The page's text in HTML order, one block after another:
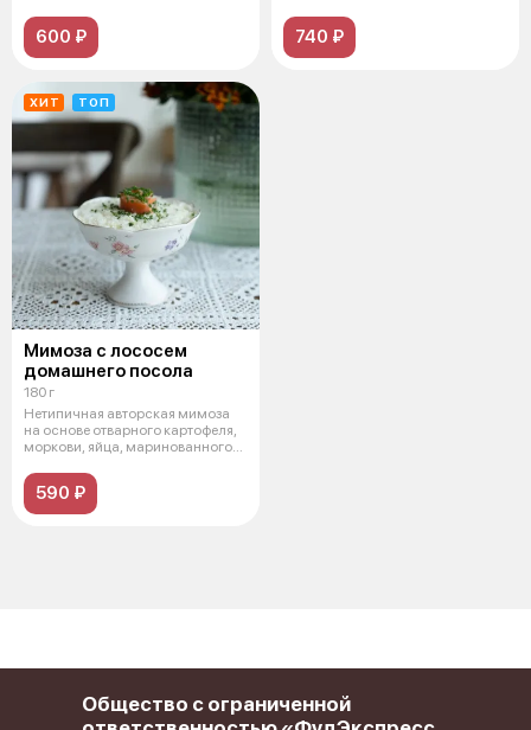
600 ₽ 740 ₽
ХИТ ТОП
Мимоза с лососем
домашнего посола
180 г
Нетипичная авторская мимоза
на основе отварного картофеля,
моркови, яйца, маринованного
590 ₽
Общество с ограниченной